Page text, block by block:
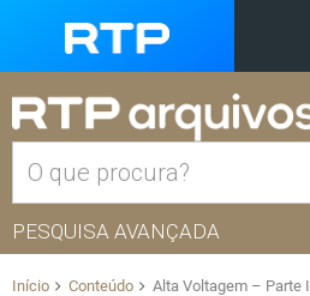
PESQUISA AVANÇADA
Início Conteúdo Alta Voltagem – Parte I